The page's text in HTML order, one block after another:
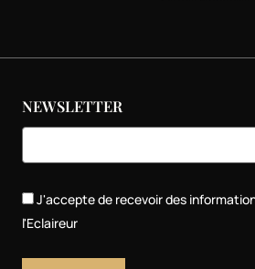
NEWSLETTER
J'accepte de recevoir des
l'Eclaireur